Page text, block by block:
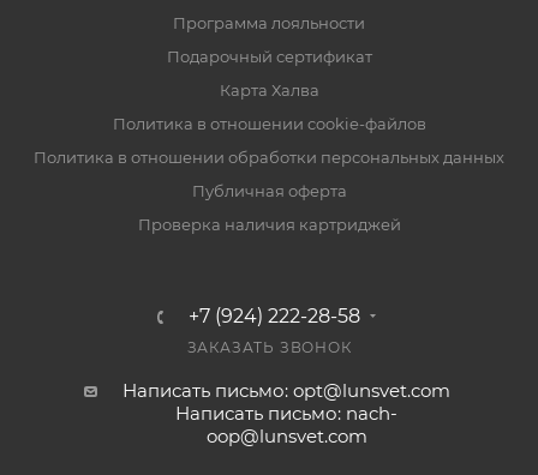
Программа лояльности
Подарочный сертификат
Карта Халва
Политика в отношении cookie-файлов
Политика в отношении обработки персональных данных
Публичная оферта
Проверка наличия картриджей
+7 (924) 222-28-58
ЗАКАЗАТЬ ЗВОНОК
Написать письмо: opt@lunsvet.com
Написать письмо: nach-
oop@lunsvet.com